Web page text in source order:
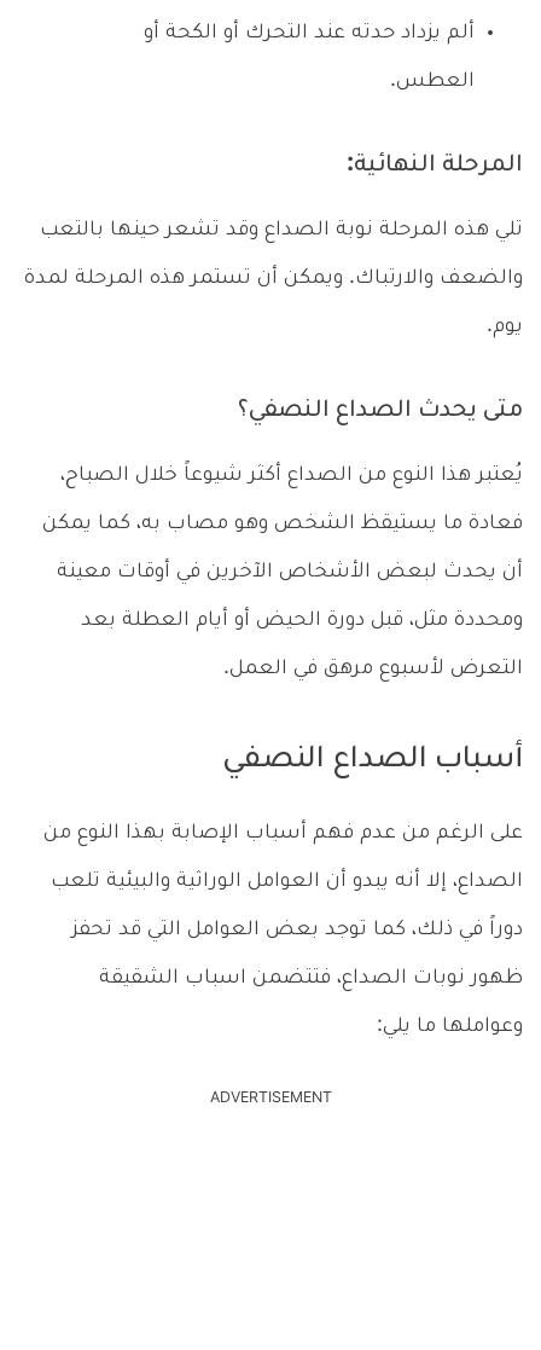
ألم يزداد حدته عند التحرك أو الكحة أو
العطس.
المرحلة النهائية:
تلي هذه المرحلة نوبة الصداع وقد تشعر حينها بالتعب
والضعف والارتباك. ويمكن أن تستمر هذه المرحلة لمدة
يوم.
متى يحدث الصداع النصفي؟
يُعتبر هذا النوع من الصداع أكثر شيوعاً خلال الصباح،
فعادة ما يستيقظ الشخص وهو مصاب به، كما يمكن
أن يحدث لبعض الأشخاص الآخرين في أوقات معينة
ومحددة مثل، قبل دورة الحيض أو أيام العطلة بعد
التعرض لأسبوع مرهق في العمل.
أسباب الصداع النصفي
على الرغم من عدم فهم أسباب الإصابة بهذا النوع من
الصداع، إلا أنه يبدو أن العوامل الوراثية والبيئية تلعب
دوراً في ذلك، كما توجد بعض العوامل التي قد تحفز
ظهور نوبات الصداع، فتتضمن اسباب الشقيقة
وعواملها ما يلي:
ADVERTISEMENT